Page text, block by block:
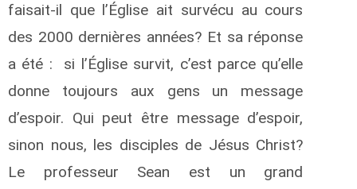
faisait-il que l’Église ait survécu au cours
des 2000 dernières années? Et sa réponse
a été : si l’Église survit, c’est parce qu’elle
donne toujours aux gens un message
d’espoir. Qui peut être message d’espoir,
sinon nous, les disciples de Jésus Christ?
Le professeur Sean est un grand